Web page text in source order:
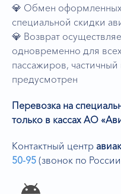
💎 Обмен
специальной скидки
💎 Возврат
одновременно для
пассажиров,
предусмотрен
Перевозка на
только в кассах АО
Контактный центр
50-95 (звонок по